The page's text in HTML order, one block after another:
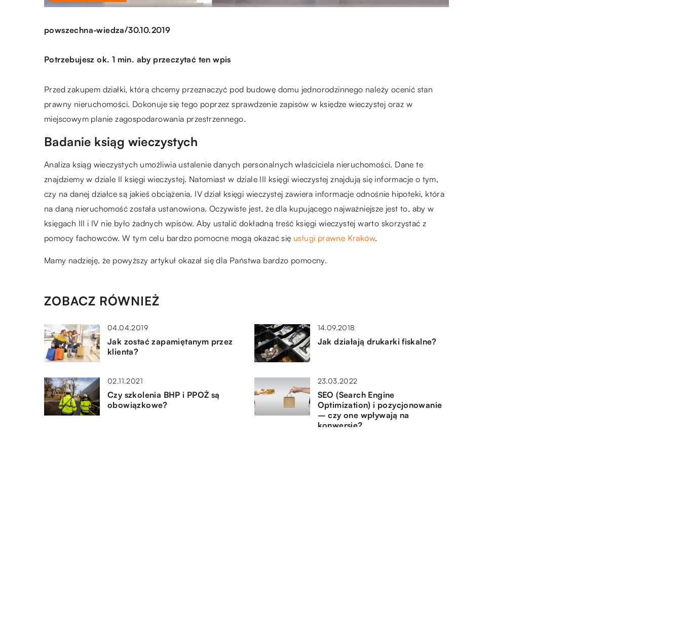
powszechna-wiedza/30.10.2019
Potrzebujesz ok. 1 min. aby przeczytać ten wpis
Przed zakupem działki, którą chcemy przeznaczyć pod budowę domu jednorodzinnego należy ocenić stan
prawny nieruchomości. Dokonuje się tego poprzez sprawdzenie zapisów w księdze wieczystej oraz w
miejscowym planie zagospodarowania przestrzennego.
Badanie ksiąg wieczystych
Analiza ksiąg wieczystych umożliwia ustalenie danych personalnych właściciela nieruchomości. Dane te
znajdziemy w dziale II księgi wieczystej. Natomiast w dziale III księgi wieczystej znajdują się informacje o tym,
czy na danej działce są jakieś obciążenia. IV dział księgi wieczystej zawiera informacje odnośnie hipoteki, która
na daną nieruchomość została ustanowiona. Oczywiste jest, że dla kupującego najważniejsze jest to, aby w
księgach III i IV nie było żadnych wpisów. Aby ustalić dokładną treść księgi wieczystej warto skorzystać z
pomocy fachowców. W tym celu bardzo pomocne mogą okazać się usługi prawne Kraków.
Mamy nadzieję, że powyższy artykuł okazał się dla Państwa bardzo pomocny.
ZOBACZ RÓWNIEŻ
04.04.2019
Jak zostać zapamiętanym przez
klienta?
14.09.2018
Jak działają drukarki fiskalne?
02.11.2021
Czy szkolenia BHP i PPOŻ są
obowiązkowe?
23.03.2022
SEO (Search Engine
Optimization) i pozycjonowanie
– czy one wpływają na
konwersję?